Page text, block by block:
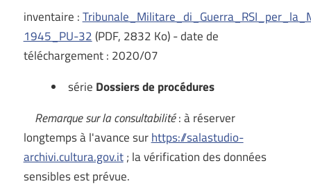
inventaire :
1945_PU-32(PDF, 2832 Ko) - date de
téléchargement : 2020/07
série Dossiers de procédures
Remarque sur la consultabilité: à réserver
longtemps à l'avance surhttps://salastudio-
archivi.cultura.gov.it; la vérification des données
sensibles est prévue.